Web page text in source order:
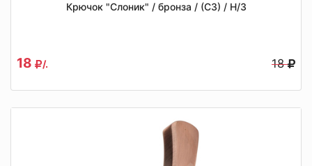
Крючок "Слоник" / бронза / (СЗ) / Н/З
18 /. 18